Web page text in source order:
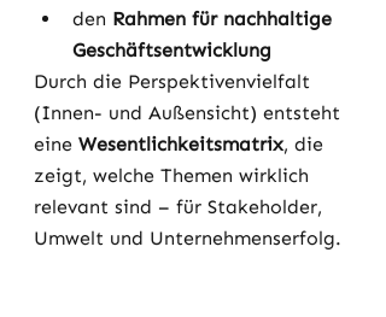
den Rahmen für nachhaltige
Geschäftsentwicklung
Durch die Perspektivenvielfalt
(Innen- und Außensicht) entsteht
eine Wesentlichkeitsmatrix, die
zeigt, welche Themen wirklich
relevant sind – für Stakeholder,
Umwelt und Unternehmenserfolg.